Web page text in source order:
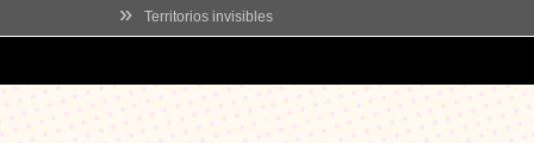
» Territorios invisibles